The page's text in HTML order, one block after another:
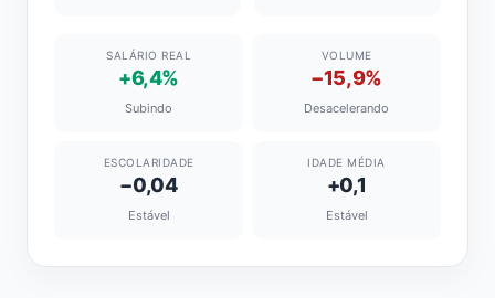
SALÁRIO REAL
+6,4%
Subindo
VOLUME
−15,9%
Desacelerando
ESCOLARIDADE
−0,04
Estável
IDADE MÉDIA
+0,1
Estável